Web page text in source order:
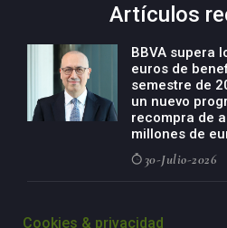
Artículos
BBVA supera
euros de
semestre de
un nuevo
recompra de
millones de
30-Julio-2026
negocio agro
Cookies & privacidad